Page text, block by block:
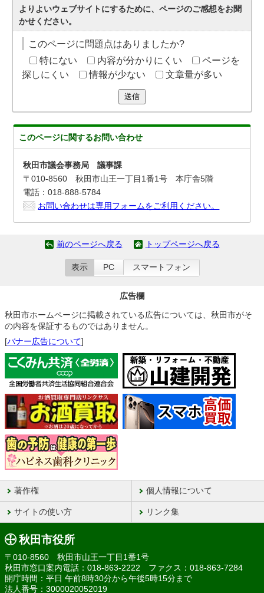
よりよいウェブサイトにするために、ページのご感想をお聞
かせください。
このページに問題点はありましたか?
特にない
内容が分かりにくい
ページを
探しにくい
情報が少ない 文章量が多い
送信
このページに関するお問い合わせ
秋田市議会事務局 議事課
〒010-8560 秋田市山王一丁目1番1号 本庁舎5階
電話：018-888-5784
お問い合わせは専用フォームをご利用ください。
前のページへ戻る トップページへ戻る
表示 PC スマートフォン
広告欄
秋田市ホームページに掲載されている広告については、秋田市がそ
の内容を保証するものではありません。
[バナー広告について]
著作権 個人情報について
サイトの使い方 リンク集
秋田市役所
〒010-8560 秋田市山王一丁目1番1号
秋田市窓口案内電話：018-863-2222 ファクス：018-863-7284
開庁時間：平日 午前8時30分から午後5時15分まで
法人番号：3000020052019